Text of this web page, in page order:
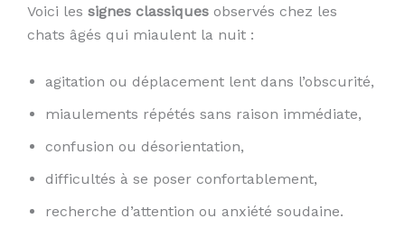
Voici les signes classiques observés chez les
chats âgés qui miaulent la nuit :
agitation ou déplacement lent dans l’obscurité,
miaulements répétés sans raison immédiate,
confusion ou désorientation,
difficultés à se poser confortablement,
recherche d’attention ou anxiété soudaine.